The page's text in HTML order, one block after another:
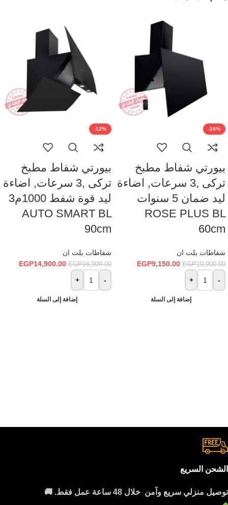
-16%
بيورتي شفاط مطبخ
تركى ,3 سرعات, اضاءة
ليد ضمان 5 سنوات
ROSE PLUS BL
60cm
شفاطات بلت ان
EGP10,900.00
EGP9,150.00
-
+
إضافة إلى السلة
-12%
بيورتي شفاط مطبخ
تركى ,3 سرعات, اضاءة
ليد قوة شفط 1000م3
AUTO SMART BL
90cm
شفاطات بلت ان
EGP16,900.00
EGP14,900.00
-
+
إضافة إلى السلة
الشحن السريع
توصيل منزلي سريع وآمن خلال 48 ساعة عمل فقط. 🚚